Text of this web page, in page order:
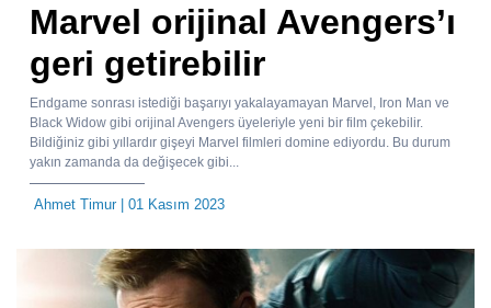
Marvel orijinal Avengers’ı
geri getirebilir
Endgame sonrası istediği başarıyı yakalayamayan Marvel, Iron Man ve
Black Widow gibi orijinal Avengers üyeleriyle yeni bir film çekebilir.
Bildiğiniz gibi yıllardır gişeyi Marvel filmleri domine ediyordu. Bu durum
yakın zamanda da değişecek gibi...
Ahmet Timur| 01 Kasım 2023